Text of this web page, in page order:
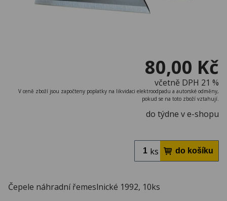
80,00 Kč
včetně DPH 21 %
V ceně zboží jsou započteny poplatky na likvidaci elektroodpadu a autorské odměny,
pokud se na toto zboží vztahují.
do týdne v e-shopu
ks
Čepele náhradní řemeslnické 1992, 10ks